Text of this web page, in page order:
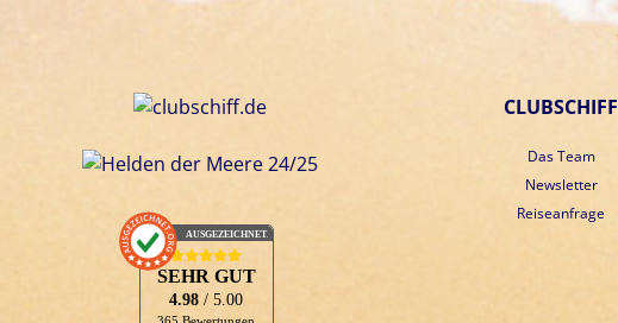
AUSGEZEICHNET
SEHR GUT
4.98/ 5.00
CLUBSCHIFF
Das Team
Newsletter
Reiseanfrage